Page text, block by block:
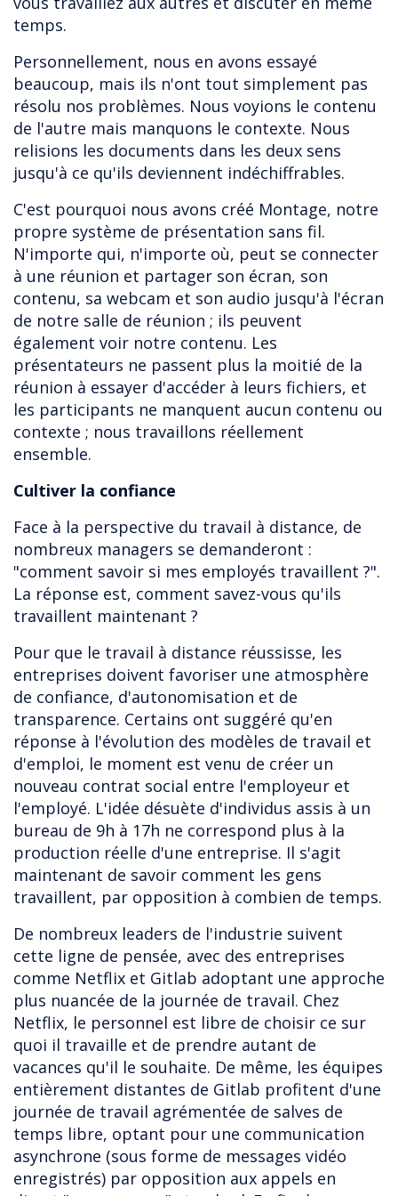
temps.
Personnellement, nous en avons essayé
beaucoup, mais ils n'ont tout simplement pas
résolu nos problèmes. Nous voyions le contenu
de l'autre mais manquons le contexte. Nous
relisions les documents dans les deux sens
jusqu'à ce qu'ils deviennent indéchiffrables.
C'est pourquoi nous avons créé Montage, notre
propre système de présentation sans fil.
N'importe qui, n'importe où, peut se connecter
à une réunion et partager son écran, son
contenu, sa webcam et son audio jusqu'à l'écran
de notre salle de réunion ; ils peuvent
également voir notre contenu. Les
présentateurs ne passent plus la moitié de la
réunion à essayer d'accéder à leurs fichiers, et
les participants ne manquent aucun contenu ou
contexte ; nous travaillons réellement
ensemble.
Cultiver la confiance
Face à la perspective du travail à distance, de
nombreux managers se demanderont :
"comment savoir si mes employés travaillent ?".
La réponse est, comment savez-vous qu'ils
travaillent maintenant ?
Pour que le travail à distance réussisse, les
entreprises doivent favoriser une atmosphère
de confiance, d'autonomisation et de
transparence. Certains ont suggéré qu'en
réponse à l'évolution des modèles de travail et
d'emploi, le moment est venu de créer un
nouveau contrat social entre l'employeur et
l'employé. L'idée désuète d'individus assis à un
bureau de 9h à 17h ne correspond plus à la
production réelle d'une entreprise. Il s'agit
maintenant de savoir comment les gens
travaillent, par opposition à combien de temps.
De nombreux leaders de l'industrie suivent
cette ligne de pensée, avec des entreprises
comme Netflix et Gitlab adoptant une approche
plus nuancée de la journée de travail. Chez
Netflix, le personnel est libre de choisir ce sur
quoi il travaille et de prendre autant de
vacances qu'il le souhaite. De même, les équipes
entièrement distantes de Gitlab profitent d'une
journée de travail agrémentée de salves de
temps libre, optant pour une communication
asynchrone (sous forme de messages vidéo
enregistrés) par opposition aux appels en